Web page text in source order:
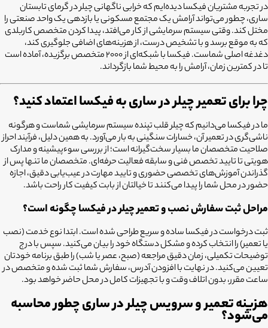
در تجربه مشتریان فیکسا دیده‌ایم که خرابی ناگهانی چیلر در گرمای تابستان
ساری، چطور می‌تواند آرامش یک مجتمع مسکونی یا بازدهی یک واحد صنعتی را
مختل کند. وقتی سیستم سرمایشی از کار می‌افتد، پیدا کردن متخصص کاربلدی
که به موقع برسد و با تشخیص درست، از هزینه‌های اضافی جلوگیری کند،
دغدغه اصلی شماست. فیکسا با شبکه‌ای از ۲۰۰۰ متخصص برگزیده، آماده است
تا در کمترین زمان، آرامش را به محیط شما بازگرداند.
چرا برای تعمیر چیلر در ساری به فیکسا اعتماد کنید؟
ما در فیکسا می‌دانیم که چیلر قلب تپنده سیستم سرمایشی شماست و هرگونه
ناشی‌گری در تعمیر آن، خسارات سنگینی به بار می‌آورد. به همین دلیل، فرآیند احراز
صلاحیت متخصصان ما بسیار سخت‌گیرانه است؛ از بررسی سوءپیشینه و مدارک
هویتی تا تایید تخصص فنی و سابقه فعالیت حرفه‌ای. متخصصان ما تنها پس از
گذراندن آموزش‌های تخصصی حضوری و تایید مهارت در عیب‌یابی دقیق، اجازه
حضور در محل شما را پیدا می‌کنند تا خیالتان از بابت کیفیت کار راحت باشد.
مراحل ثبت سفارش نصب و تعمیر چیلر در فیکسا چگونه است؟
ثبت درخواست در فیکسا ساده و سریع طراحی شده است. ابتدا نوع خدمت (نصب
یا تعمیر) را انتخاب کرده و مشکل دستگاه خود را بیان می‌کنید. سپس با درج
توضیحات تکمیلی، زمان دقیق مراجعه (صبح، عصر یا شب) را طبق برنامه خودتان
تعیین می‌کنید. در نهایت با افزودن آدرس، سفارش شما ثبت شده و متخصص در
ساعت مقرر، بدون اتلاف وقت و با تجهیزات کامل در محل حاضر خواهد بود.
هزینه تعمیر و سرویس چیلر در ساری چطور محاسبه
می‌شود؟